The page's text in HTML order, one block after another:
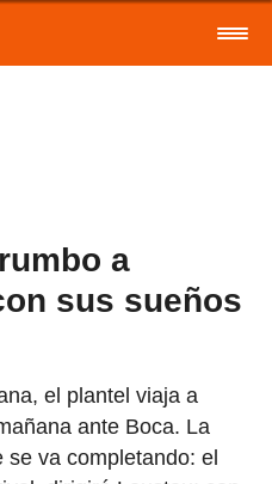
a
sus sueños
el plantel viaja a
ante Boca. La
va completando: el